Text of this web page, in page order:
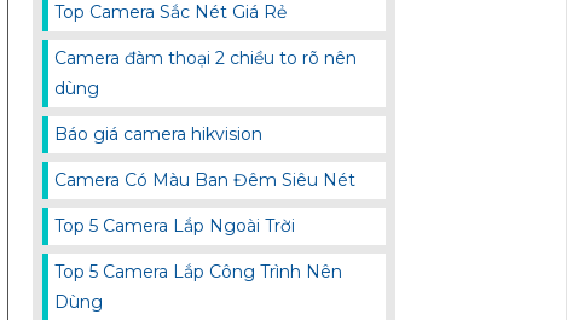
Top Camera Sắc Nét Giá Rẻ
Camera đàm thoại 2 chiều to rõ nên
dùng
Báo giá camera hikvision
Camera Có Màu Ban Đêm Siêu Nét
Top 5 Camera Lắp Ngoài Trời
Top 5 Camera Lắp Công Trình Nên
Dùng